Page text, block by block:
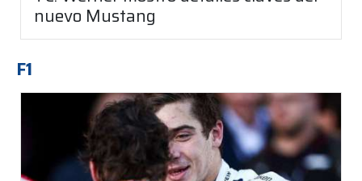
nuevo Mustang
F1